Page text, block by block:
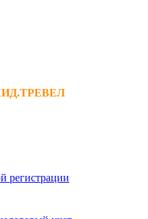
регистрации